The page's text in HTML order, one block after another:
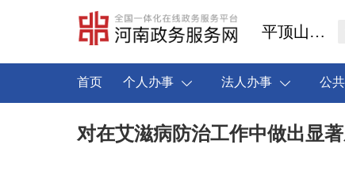
平顶山市叶县
首页 个人办事 法人办事 公
对在艾滋病防治工作中做出显